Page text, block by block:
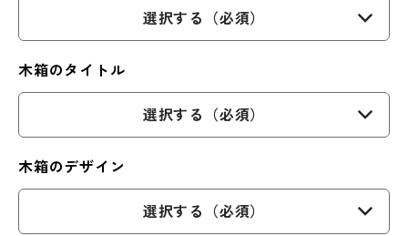
選択する（必須）
木箱のタイトル
選択する（必須）
木箱のデザイン
選択する（必須）